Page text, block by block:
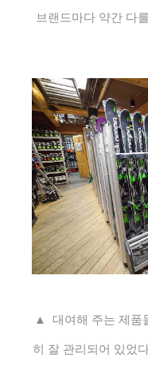
브랜드마다 약간 다
▲ 대여해 주는 제품
히 잘 관리되어 있었